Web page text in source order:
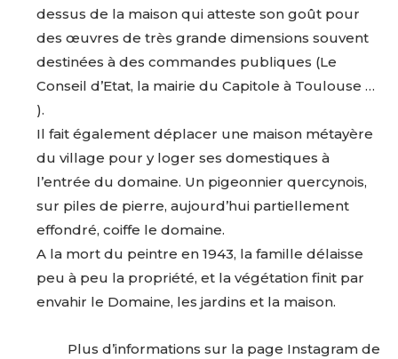
J'accepte lestermes et conditions
* Champ obligatoire
dessus de la maison qui atteste son goût pour
des œuvres de très grande dimensions souvent
destinées à des commandes publiques (Le
Conseil d’Etat, la mairie du Capitole à Toulouse …
).
Il fait également déplacer une maison métayère
du village pour y loger ses domestiques à
l’entrée du domaine. Un pigeonnier quercynois,
sur piles de pierre, aujourd’hui partiellement
effondré, coiffe le domaine.
A la mort du peintre en 1943, la famille délaisse
peu à peu la propriété, et la végétation finit par
envahir le Domaine, les jardins et la maison.
Plus d’informations sur la page Instagram de